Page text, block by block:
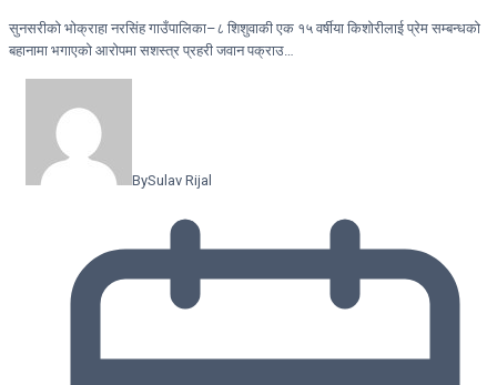
सुनसरीको भोक्राहा नरसिंह गाउँपालिका–८ शिशुवाकी एक १५ वर्षीया किशोरीलाई प्रेम सम्बन्धको
बहानामा भगाएको आरोपमा सशस्त्र प्रहरी जवान पक्राउ…
BySulav Rijal